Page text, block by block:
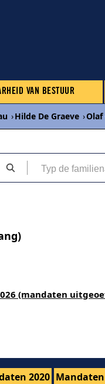
VAN BESTUUR
›Hilde De Graeve ›Olaf
(mandaten
2020 Mandaten